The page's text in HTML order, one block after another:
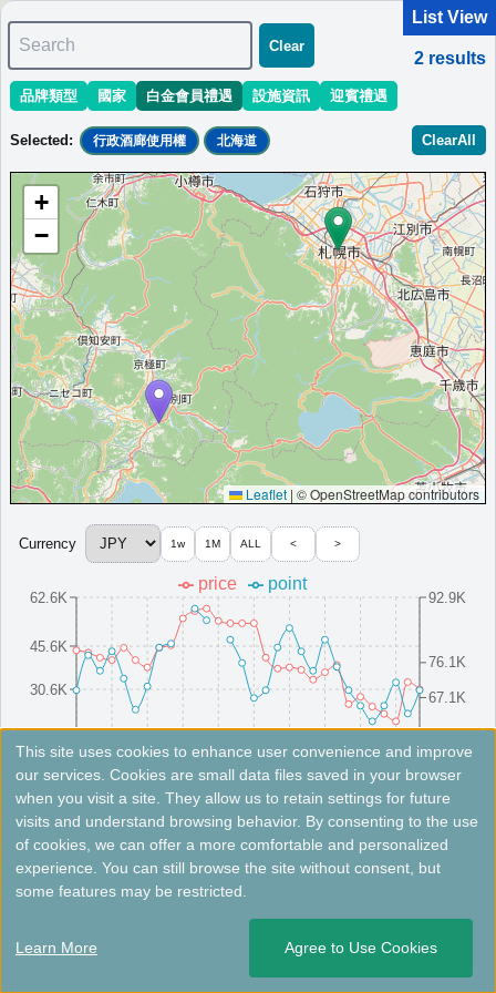
1 - 2 of 2 results ＜
Sort: 起始價格預估 開業日期 地區 區域
留壽都威斯汀度假酒店
北海道親子度假村，連續三年獲選日本最佳滑雪飯店。
北海道
日本
北海道
開業: 2015
起始價格預估:￥ 19,000 JPY
Info site:ogurigo.jp
查看萬豪旅享家價格
其他白金會員禮遇：早餐選擇（迎賓禮遇）,行政酒廊使用權,可升等客房（含套
房）,行政酒廊僅限酒吧時段,
More...
札幌萬怡酒店
札幌現代飯店，環繞自然，設有北海道食材餐廳、溫泉與健身房。
日本
開業: 2024
起始價格預估:￥
16,150 JPY
Info site:Veronika's Adventure
查看萬豪旅享家價格
其他白金會員禮遇：
行政酒廊使用權（僅限有酒廊飯店）,客房升等（含套
房）；有酒廊則享用酒廊早餐
More...
List View
Search
Clear
2 results
品牌類型 國家 白金會員禮遇 設施資訊 迎賓禮遇
Selected : 行政酒廊使用權 北海道 ClearAll
+
−
Leaflet | © OpenStreetMap contributors
8/1(Fri)8/4(Mon)8/7(Thu)8/10(Sun)8/13(Wed)8/16(Sat)8/19(Tue)8/22(Fri)8/25(Mon)8/28(Thu)
15.6K
30.6K
45.6K
62.6K
58.1K
67.1K
76.1K
92.9K
price point
Fees not included. Rates are for reference only. Please check the official website for the latest information.
Currency 1w 1M ALL < >
留壽都威斯汀度假酒店
北海道親子度假村，連續三年獲選日本最佳滑雪飯店。
日本
This site uses cookies to enhance user convenience and improve
our services. Cookies are small data files saved in your browser
when you visit a site. They allow us to retain settings for future
visits and understand browsing behavior. By consenting to the use
of cookies, we can offer a more comfortable and personalized
experience. You can still browse the site without consent, but
some features may be restricted.
Learn More Agree to Use Cookies